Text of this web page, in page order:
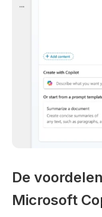
De
Microsoft